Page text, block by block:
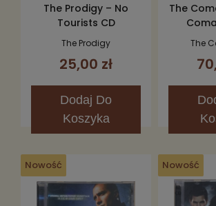
The Prodigy – No
Tourists CD
The Prodigy
25,00 zł
Dodaj Do
Koszyka
The
The
Nowość Nowość